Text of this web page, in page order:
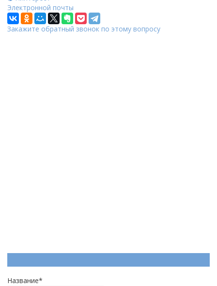
Электронной почты
Закажите обратный звонок по этому вопросу
Название*